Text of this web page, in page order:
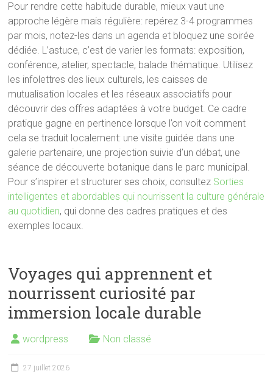
Pour rendre cette habitude durable, mieux vaut une
approche légère mais régulière: repérez 3-4 programmes
par mois, notez-les dans un agenda et bloquez une soirée
dédiée. L’astuce, c’est de varier les formats: exposition,
conférence, atelier, spectacle, balade thématique. Utilisez
les infolettres des lieux culturels, les caisses de
mutualisation locales et les réseaux associatifs pour
découvrir des offres adaptées à votre budget. Ce cadre
pratique gagne en pertinence lorsque l’on voit comment
cela se traduit localement: une visite guidée dans une
galerie partenaire, une projection suivie d’un débat, une
séance de découverte botanique dans le parc municipal.
Pour s’inspirer et structurer ses choix, consultez Sorties
intelligentes et abordables qui nourrissent la culture générale
au quotidien, qui donne des cadres pratiques et des
exemples locaux.
Voyages qui apprennent et
nourrissent curiosité par
immersion locale durable
wordpress Non classé
27 juillet 2026